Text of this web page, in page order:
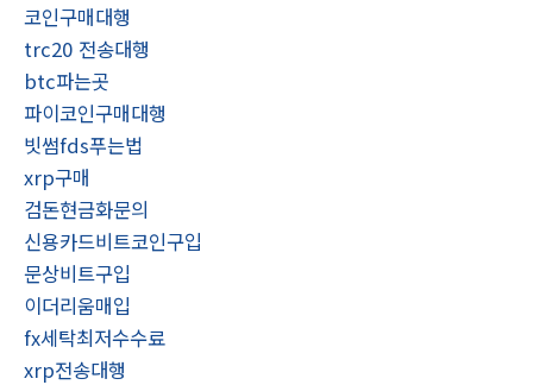
코인구매대행
trc20 전송대행
btc파는곳
파이코인구매대행
빗썸fds푸는법
xrp구매
검돈현금화문의
신용카드비트코인구입
문상비트구입
이더리움매입
fx세탁최저수수료
xrp전송대행